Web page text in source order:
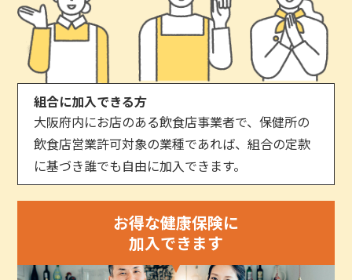
組合に加入できる方
大阪府内にお店のある飲食店事業者で、保健所の
飲食店営業許可対象の業種であれば、組合の定款
に基づき誰でも自由に加入できます。
お得な健康保険に
加入できます